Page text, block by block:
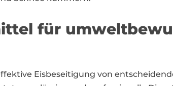
für
Eisbeseitigung von